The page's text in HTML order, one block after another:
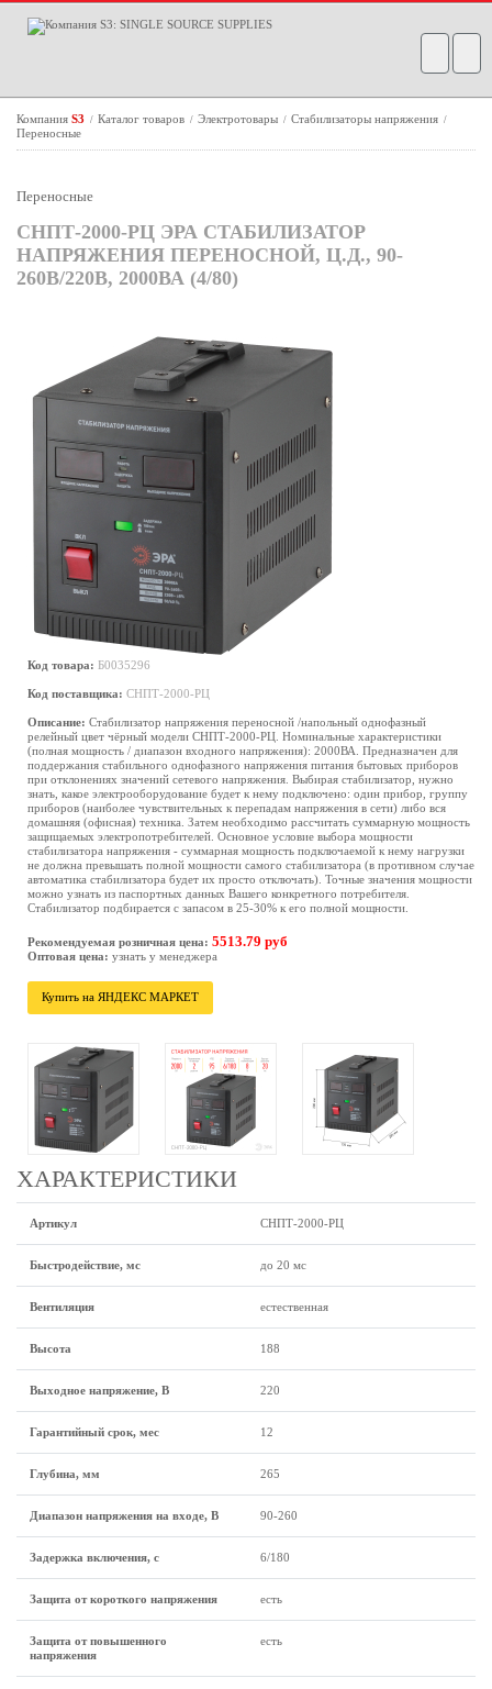
Компания S3 / Каталог товаров / Электротовары / Стабилизаторы напряжения /
Переносные
Переносные
СНПТ-2000-РЦ ЭРА СТАБИЛИЗАТОР
НАПРЯЖЕНИЯ ПЕРЕНОСНОЙ, Ц.Д., 90-
260В/220В, 2000ВА (4/80)
Код товара: Б0035296
Код поставщика: СНПТ-2000-РЦ
Описание: Стабилизатор напряжения переносной /напольный однофазный
релейный цвет чёрный модели СНПТ-2000-РЦ. Номинальные характеристики
(полная мощность / диапазон входного напряжения): 2000ВА. Предназначен для
поддержания стабильного однофазного напряжения питания бытовых приборов
при отклонениях значений сетевого напряжения. Выбирая стабилизатор, нужно
знать, какое электрооборудование будет к нему подключено: один прибор, группу
приборов (наиболее чувствительных к перепадам напряжения в сети) либо вся
домашняя (офисная) техника. Затем необходимо рассчитать суммарную мощность
защищаемых электропотребителей. Основное условие выбора мощности
стабилизатора напряжения - суммарная мощность подключаемой к нему нагрузки
не должна превышать полной мощности самого стабилизатора (в противном случае
автоматика стабилизатора будет их просто отключать). Точные значения мощности
можно узнать из паспортных данных Вашего конкретного потребителя.
Стабилизатор подбирается с запасом в 25-30% к его полной мощности.
Рекомендуемая розничная цена: 5513.79 руб
Оптовая цена: узнать у менеджера
Купить на ЯНДЕКС МАРКЕТ
ХАРАКТЕРИСТИКИ
Артикул СНПТ-2000-РЦ
Быстродействие, мс до 20 мс
Вентиляция естественная
Высота 188
Выходное напряжение, В 220
Гарантийный срок, мес 12
Глубина, мм 265
Диапазон напряжения на входе, В 90-260
Задержка включения, с 6/180
Защита от короткого напряжения есть
Защита от повышенного
напряжения
есть